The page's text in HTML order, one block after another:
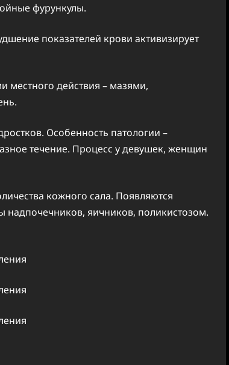
фурункулы.
показателей крови активизирует
местного действия – мазями,
Особенность патологии –
течение. Процесс у девушек, женщин
кожного сала. Появляются
яичников, поликистозом.